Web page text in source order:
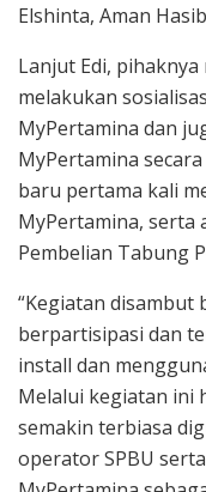
Elshinta, Aman
Lanjut Edi,
melakukan
MyPertamina dan
MyPertamina
baru pertama kali
MyPertamina, serta
Pembelian Tabung
“Kegiatan disambut
berpartisipasi dan
install dan
Melalui kegiatan ini
semakin terbiasa
operator SPBU